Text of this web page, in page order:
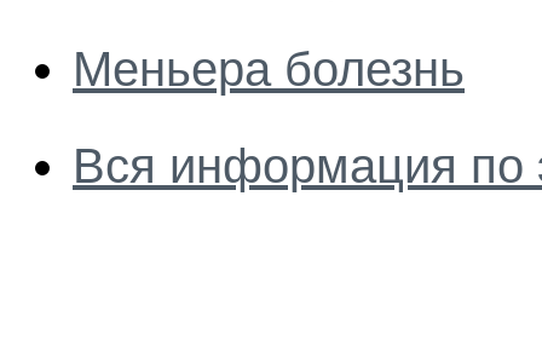
Меньера болезнь
Вся информация по